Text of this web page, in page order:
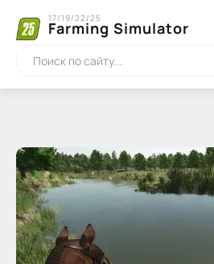
Farming Simulator
17/19/22/25